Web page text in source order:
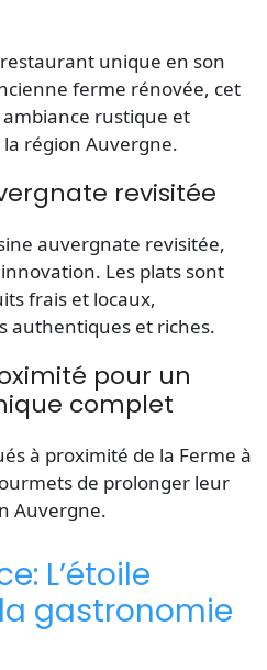
unique en son
ferme rénovée, cet
rustique et
région Auvergne.
revisitée
auvergnate revisitée,
Les plats sont
frais et locaux,
authentiques et riches.
pour un
complet
à proximité de la Ferme à
de prolonger leur
Auvergne.
L’étoile
gastronomie